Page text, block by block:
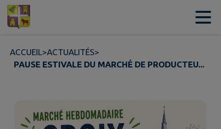
Contenu
ACCUEIL>ACTUALITÉS>
PAUSE ESTIVALE DU MARCHÉ DE PRODUCTEU...